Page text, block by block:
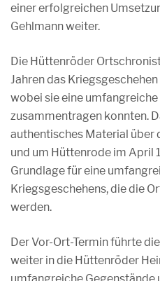
einer erfolgreichen
Gehlmann weiter.
Die Hüttenröder
Jahren das
wobei sie eine
zusammentragen konnten.
authentisches Material über
und um Hüttenrode im April
Grundlage für eine
Kriegsgeschehens, die die
werden.
Der Vor-Ort-Termin führte
weiter in die Hüttenröder